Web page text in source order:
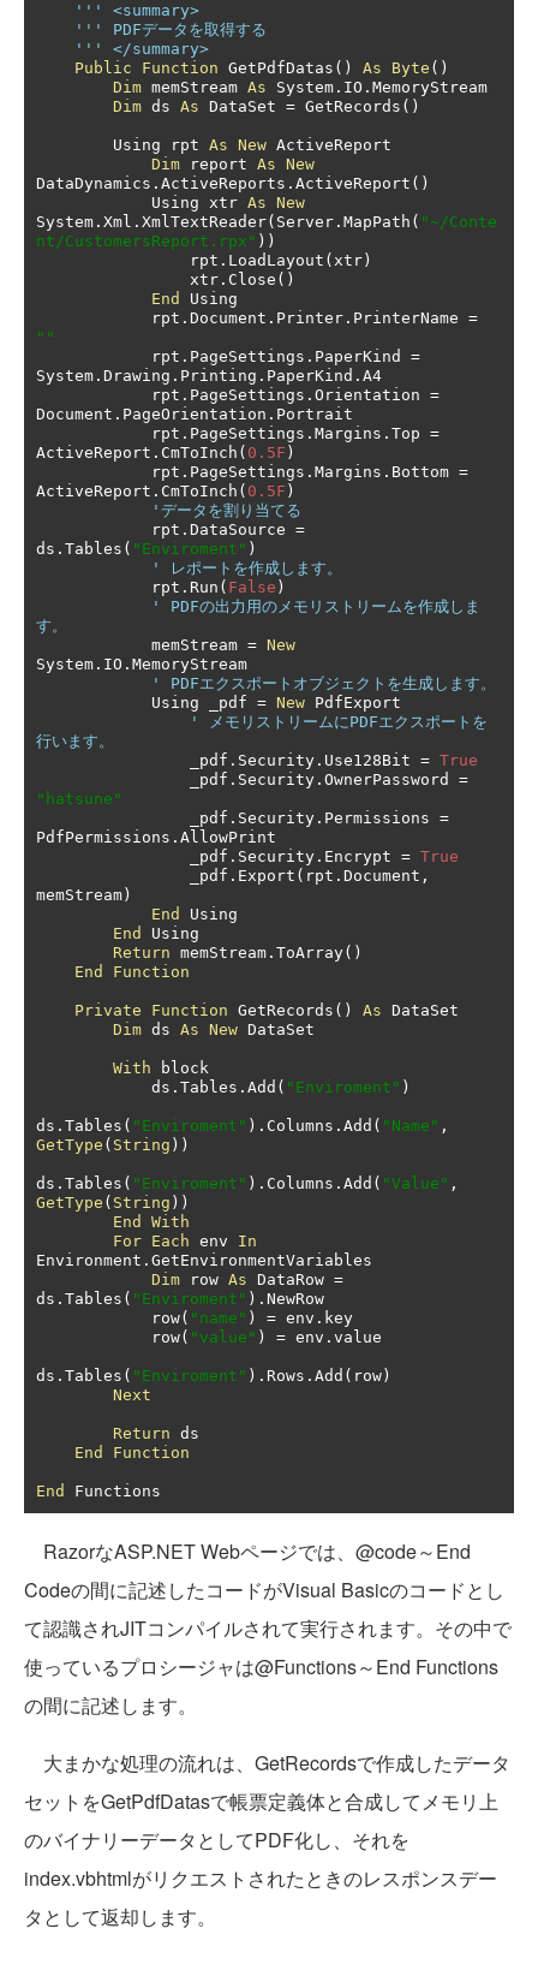
''' <summary>
''' PDFデータを取得する
''' </summary>
Public
Function GetPdfDatas () As Byte ()
Dim memStream As System . IO . MemoryStream
Dim ds As DataSet = GetRecords ()
        Using rpt
As New ActiveReport
Dim report As
New
DataDynamics . ActiveReports . ActiveReport ()
            Using xtr
As
New
System . Xml . XmlTextReader( Server . MapPath ( "~/Conte
nt/CustomersReport.rpx" ))
                rpt
. LoadLayout ( xtr )
                xtr
. Close ()
End
Using
            rpt
. Document . Printer . PrinterName =
""
            rpt
. PageSettings . PaperKind =
System . Drawing . Printing . PaperKind . A4
            rpt
. PageSettings . Orientation =
Document . PageOrientation . Portrait
            rpt
. PageSettings . Margins . Top =
ActiveReport . CmToInch ( 0.5F )
            rpt
. PageSettings . Margins . Bottom =
ActiveReport . CmToInch ( 0.5F )
'データを割り当てる
            rpt
. DataSource =
ds . Tables ( "Enviroment" )
' レポートを作成します。
            rpt
. Run ( False )
' PDFの出力用のメモリストリームを作成しま
す。
            memStream
= New
System . IO . MemoryStream
' PDFエクスポートオブジェクトを生成します。
            Using _pdf
= New PdfExport
' メモリストリームにPDFエクスポートを
行います。
                _pdf
. Security . Use128Bit = True
                _pdf
. Security . OwnerPassword =
"hatsune"
                _pdf
. Security . Permissions =
PdfPermissions . AllowPrint
                _pdf
. Security . Encrypt = True
                _pdf
. Export ( rpt . Document ,
memStream )
End
Using
End
Using
Return memStream . ToArray()
End
Function
Private Function GetRecords () As DataSet
Dim ds As New DataSet
With block
            ds
. Tables . Add ( "Enviroment" )
ds . Tables ( "Enviroment" ). Columns . Add ( "Name" ,
GetType ( String ))
ds . Tables ( "Enviroment" ). Columns . Add ( "Value" ,
GetType ( String ))
End
With
For Each env In
Environment . GetEnvironmentVariables
Dim row As DataRow =
ds . Tables ( "Enviroment" ). NewRow
            row
( "name" ) = env . key
            row
( "value" ) = env . value
ds . Tables ( "Enviroment" ). Rows . Add ( row )
Next
Return ds
End
Function
End Functions
RazorなASP.NET Webページでは、@code～End
Codeの間に記述したコードがVisual Basicのコードとし
て認識されJITコンパイルされて実行されます。その中で
使っているプロシージャは@Functions～End Functions
の間に記述します。
大まかな処理の流れは、GetRecordsで作成したデータ
セットをGetPdfDatasで帳票定義体と合成してメモリ上
のバイナリーデータとしてPDF化し、それを
index.vbhtmlがリクエストされたときのレスポンスデー
タとして返却します。